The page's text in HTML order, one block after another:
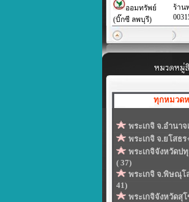
ออมทรัพย์
(บิ๊กซี ลพบุรี)
ร้าน
ทุกหมวดห
พระเกจิ จ.อำนา
พระเกจิ จ.ยโสธ
พระเกจิจังหวัดป
( 37)
พระเกจิ จ.พิษณุโ
41)
พระเกจิจังหวัดสุ